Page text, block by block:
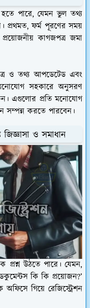
হতে পারে, যেমন ভুল তথ্য
প্রথমত, ফর্ম পূরণের সময়
কাগজপত্র জমা
ও তথ্য আপডেটেড এবং
মনোযোগ সহকারে অনুসরণ
এগুলোর প্রতি মনোযোগ
সম্পন্ন করতে পারবেন।
জিজ্ঞাসা ও সমাধান
প্রশ্ন উঠতে পারে। যেমন,
কি কি প্রয়োজন?’
অফিসে গিয়ে রেজিস্ট্রেশন